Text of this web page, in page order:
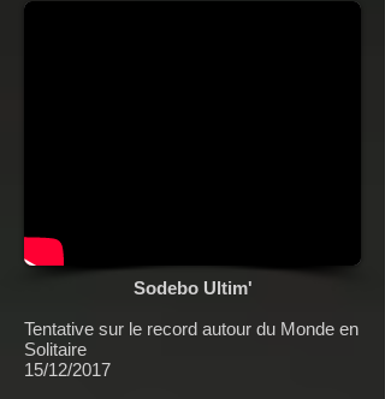
Sodebo Ultim'
Tentative sur le record autour du Monde en
Solitaire
15/12/2017